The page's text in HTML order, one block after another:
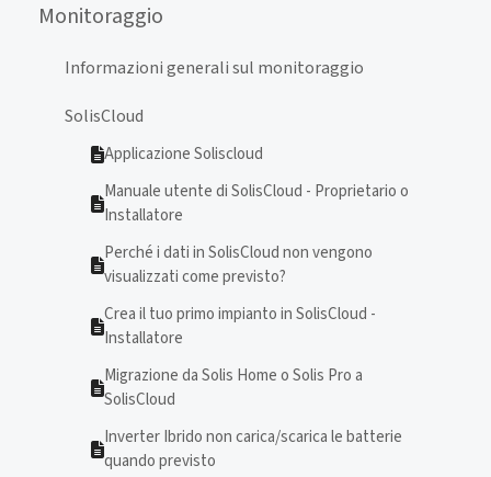
Monitoraggio
Informazioni generali sul monitoraggio
SolisCloud
Applicazione Soliscloud
Manuale utente di SolisCloud - Proprietario o
Installatore
Perché i dati in SolisCloud non vengono
visualizzati come previsto?
Crea il tuo primo impianto in SolisCloud -
Installatore
Migrazione da Solis Home o Solis Pro a
SolisCloud
Inverter Ibrido non carica/scarica le batterie
quando previsto